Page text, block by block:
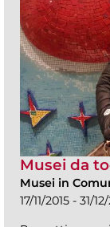
Musei da
Musei in
17/11/2015 - 31/